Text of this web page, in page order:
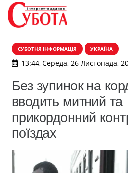
СУБОТНЯ ІНФОРМАЦІЯ УКРАЇНА
13:44, Середа, 26 Листопада,
Без зупинок на
вводить митний та
прикордонний
поїздах